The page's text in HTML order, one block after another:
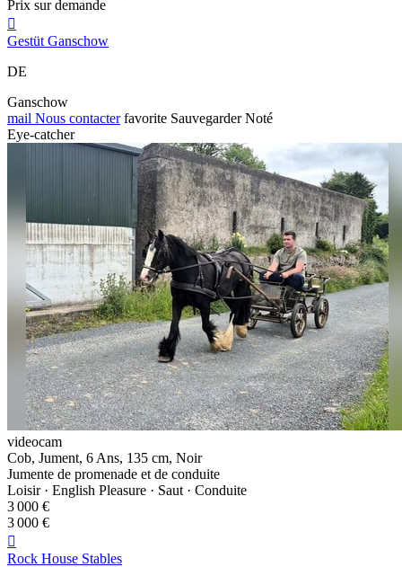
Prix sur demande

Gestüt Ganschow
DE
Ganschow
mail Nous contacter favorite Sauvegarder Noté
Eye-catcher
videocam
Cob, Jument, 6 Ans, 135 cm, Noir
Jumente de promenade et de conduite
Loisir · English Pleasure · Saut · Conduite
3 000 €
3 000 €

Rock House Stables